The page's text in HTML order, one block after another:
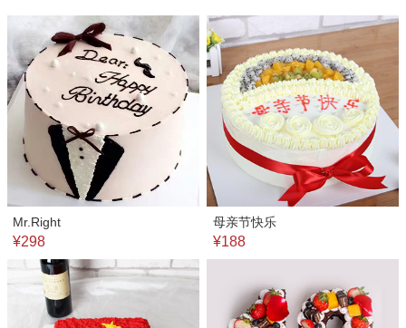
Mr.Right
¥298
母亲节快乐
¥188